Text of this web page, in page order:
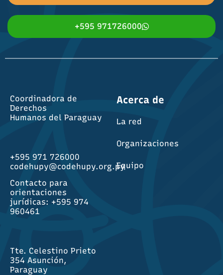
+595 971726000
Coordinadora de
Derechos
Humanos del Paraguay
+595 971 726000
codehupy@codehupy.org.py
Contacto para
orientaciones
jurídicas: +595 974
960461
Tte. Celestino Prieto
354 Asunción,
Paraguay
Acerca de
La red
Organizaciones
Equipo